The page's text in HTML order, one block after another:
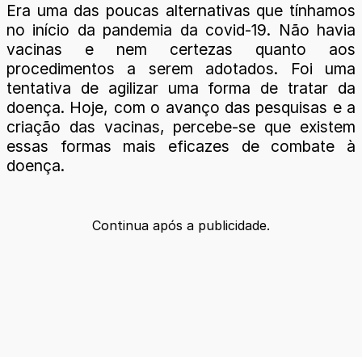
Era uma das poucas alternativas que tínhamos
no início da pandemia da covid-19. Não havia
vacinas e nem certezas quanto aos
procedimentos a serem adotados. Foi uma
tentativa de agilizar uma forma de tratar da
doença. Hoje, com o avanço das pesquisas e a
criação das vacinas, percebe-se que existem
essas formas mais eficazes de combate à
doença.
Continua após a publicidade.